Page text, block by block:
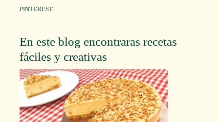
PINTEREST
En este blog encontraras recetas
fáciles y creativas